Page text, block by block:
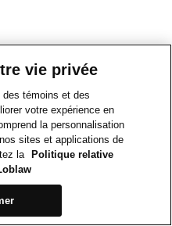
vie privée
témoins et des
votre expérience en
la personnalisation
sites et applications de
la
Politique relative